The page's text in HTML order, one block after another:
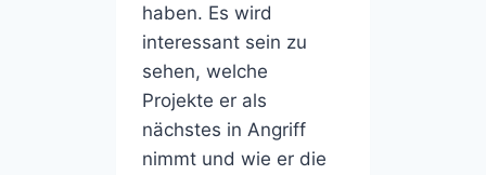
haben. Es wird
interessant sein zu
sehen, welche
Projekte er als
nächstes in Angriff
nimmt und wie er die